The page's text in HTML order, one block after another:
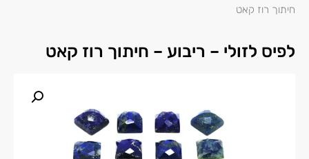
חיתוך רוז קאט
לפיס לזולי – ריבוע – חיתוך רוז קאט